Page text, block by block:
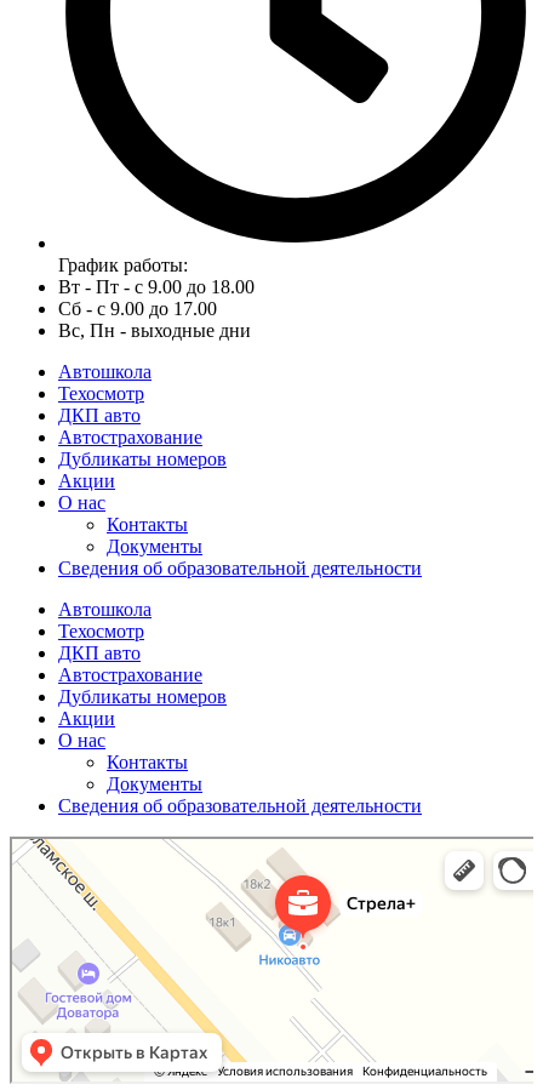
График работы:
Вт - Пт - с 9.00 до 18.00
Сб - с 9.00 до 17.00
Вс, Пн - выходные дни
Автошкола
Техосмотр
ДКП авто
Автострахование
Дубликаты номеров
Акции
О нас
Контакты
Документы
Сведения об образовательной деятельности
Автошкола
Техосмотр
ДКП авто
Автострахование
Дубликаты номеров
Акции
О нас
Контакты
Документы
Сведения об образовательной деятельности
Стрела+
Страхование автомобилей в Москве и Московской области
Автошкола в Москве и Московской области